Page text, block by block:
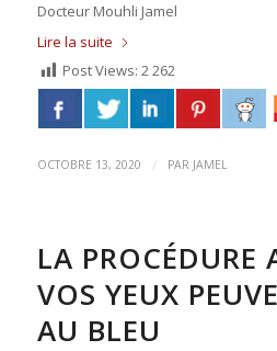
Docteur Mouhli Jamel
Lire la suite
Post Views: 2 262
OCTOBRE 13, 2020 / PAR JAMEL
LA PROCÉDURE
VOS YEUX
AU BLEU